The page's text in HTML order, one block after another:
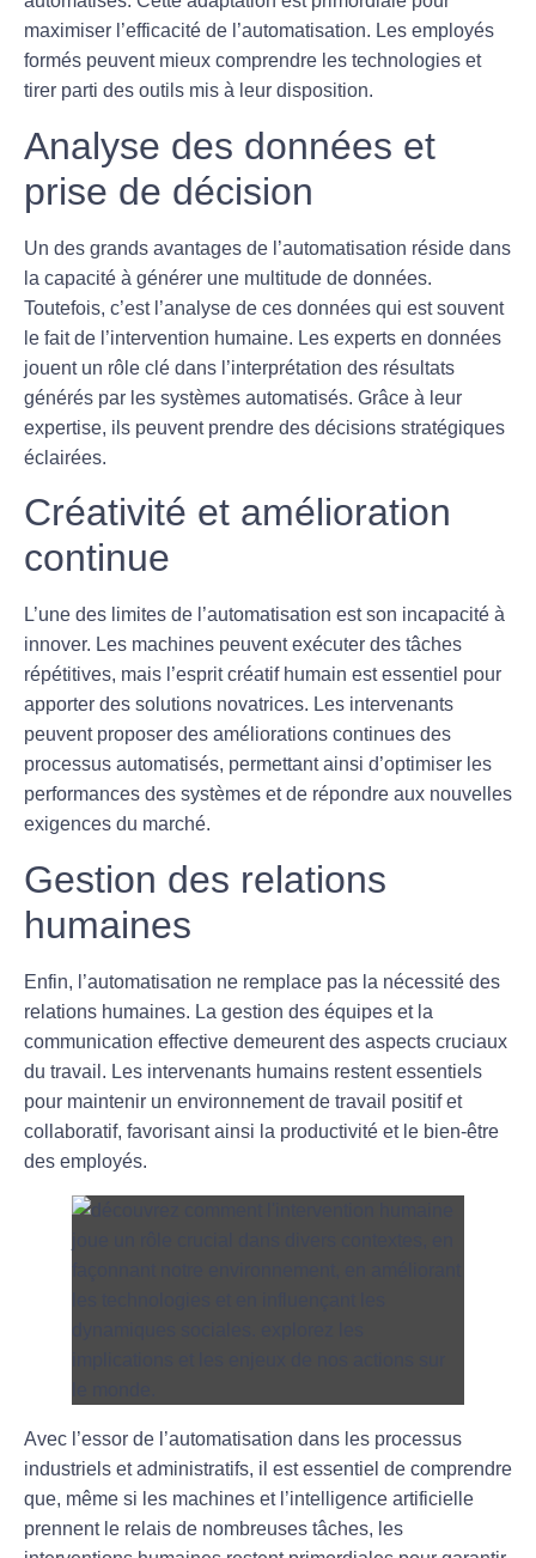
maximiser l’efficacité de l’automatisation. Les employés
formés peuvent mieux comprendre les technologies et
tirer parti des outils mis à leur disposition.
Analyse des données et
prise de décision
Un des grands avantages de l’automatisation réside dans
la capacité à générer une multitude de données.
Toutefois, c’est l’analyse de ces données qui est souvent
le fait de l’intervention humaine. Les experts en données
jouent un rôle clé dans l’interprétation des résultats
générés par les systèmes automatisés. Grâce à leur
expertise, ils peuvent prendre des décisions stratégiques
éclairées.
Créativité et amélioration
continue
L’une des limites de l’automatisation est son incapacité à
innover. Les machines peuvent exécuter des tâches
répétitives, mais l’esprit créatifhumain est essentiel pour
apporter des solutions novatrices. Les intervenants
peuvent proposer des améliorations continues des
processus automatisés, permettant ainsi d’optimiser les
performances des systèmes et de répondre aux nouvelles
exigences du marché.
Gestion des relations
humaines
Enfin, l’automatisation ne remplace pas la nécessité des
relations humaines. La gestion des équipes et la
communication effective demeurent des aspects cruciaux
du travail. Les intervenants humains restent essentiels
pour maintenir un environnement de travail positif et
collaboratif, favorisant ainsi la productivité et le bien-être
des employés.
Avec l’essor de l’automatisation dans les processus
industriels et administratifs, il est essentiel de comprendre
que, même si les machines et l’intelligence artificielle
prennent le relais de nombreuses tâches, les